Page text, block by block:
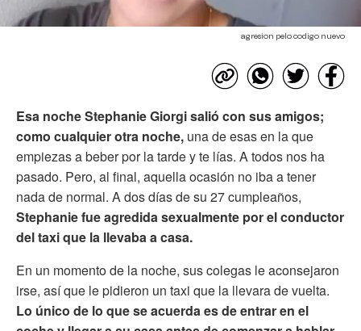
agresion pelo codigo nuevo
Esa noche Stephanie Giorgi salió con sus amigos;
como cualquier otra noche, una de esas en la que
empiezas a beber por la tarde y te lías. A todos nos ha
pasado. Pero, al final, aquella ocasión no iba a tener
nada de normal. A dos días de su 27 cumpleaños,
Stephanie fue agredida sexualmente por el conductor
del taxi que la llevaba a casa.
En un momento de la noche, sus colegas le aconsejaron
irse, así que le pidieron un taxi que la llevara de vuelta.
Lo único de lo que se acuerda es de entrar en el